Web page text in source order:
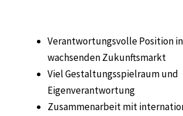
Verantwortungsvolle Position
wachsenden Zukunftsmarkt
Viel Gestaltungsspielraum und
Eigenverantwortung
Zusammenarbeit mit